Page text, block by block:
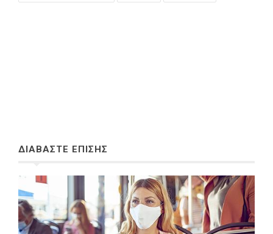
ΔΙΑΒΑΣΤΕ ΕΠΙΣΗΣ